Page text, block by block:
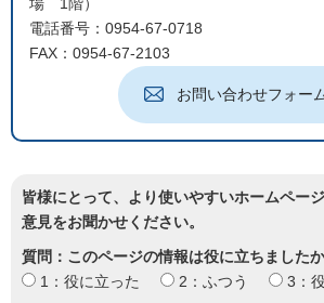
電話番号：0954-67-0718
FAX：0954-67-2103
お問い合わせフォー
皆様にとって、より使いやすいホームペー
意見をお聞かせください。
質問：このページの情報は役に立ちました
1：役に立った
2：ふつう
3：